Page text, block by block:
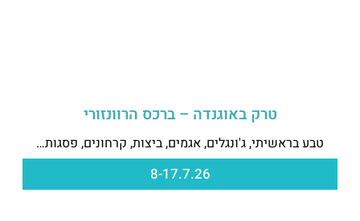
טרק באוגנדה – ברכס הרוונזורי
טבע בראשיתי, ג'ונגלים, אגמים, ביצות, קרחונים, פסגות…
8-17.7.26